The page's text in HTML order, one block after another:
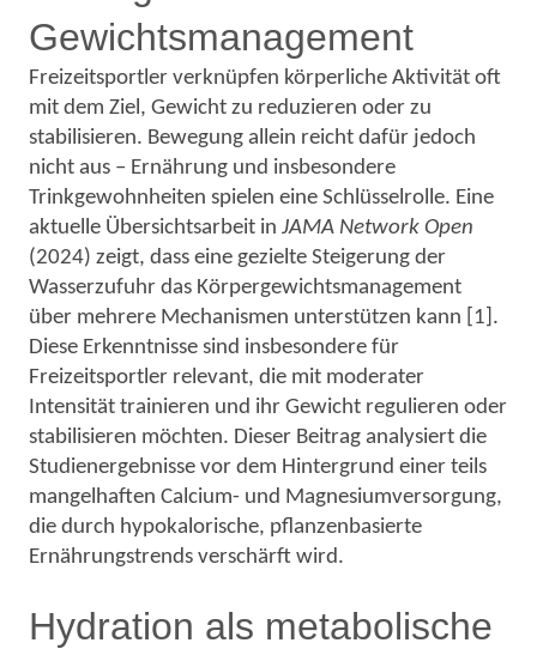
Gewichtsmanagement
Freizeitsportler verknüpfen körperliche Aktivität oft
mit dem Ziel, Gewicht zu reduzieren oder zu
stabilisieren. Bewegung allein reicht dafür jedoch
nicht aus – Ernährung und insbesondere
Trinkgewohnheiten spielen eine Schlüsselrolle. Eine
aktuelle Übersichtsarbeit in JAMA Network Open
(2024) zeigt, dass eine gezielte Steigerung der
Wasserzufuhr das Körpergewichtsmanagement
über mehrere Mechanismen unterstützen kann [1].
Diese Erkenntnisse sind insbesondere für
Freizeitsportler relevant, die mit moderater
Intensität trainieren und ihr Gewicht regulieren oder
stabilisieren möchten. Dieser Beitrag analysiert die
Studienergebnisse vor dem Hintergrund einer teils
mangelhaften Calcium- und Magnesiumversorgung,
die durch hypokalorische, pflanzenbasierte
Ernährungstrends verschärft wird.
Hydration als metabolische